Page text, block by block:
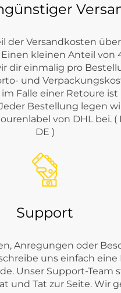
der Versandkosten
kleinen Anteil von
dir einmalig pro
und
Falle einer Retoure
Bestellung legen
von DHL bei. (
DE )
Support
Anregungen oder
uns einfach eine
. Unser Support-Team
und Tat zur Seite. Wir